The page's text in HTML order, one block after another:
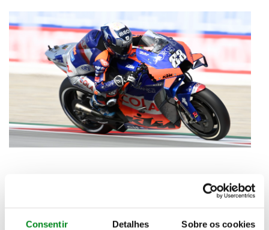
Consentir Detalhes Sobre os cookies
Este não foi o fim de semana desejado por Miguel
Oliveira. Pouca aderência da pista levou o piloto
português a cair numa curva que viria também a ser
fatídica para outros concorrentes. Numa prova que